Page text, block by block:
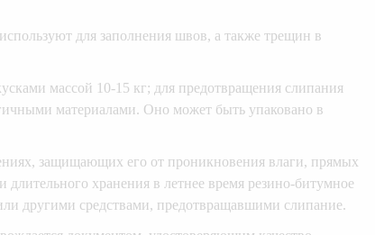
для заполнения швов, а также трещин в
массой 10-15 кг; для предотвращения слипания
материалами. Оно может быть упаковано в
защищающих его от проникновения влаги, прямых
хранения в летнее время резино-битумное
другими средствами, предотвращавшими слипание.